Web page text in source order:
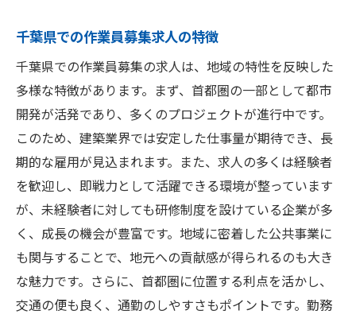
千葉県での作業員募集求人の特徴
千葉県での作業員募集の求人は、地域の特性を反映した
多様な特徴があります。まず、首都圏の一部として都市
開発が活発であり、多くのプロジェクトが進行中です。
このため、建築業界では安定した仕事量が期待でき、長
期的な雇用が見込まれます。また、求人の多くは経験者
を歓迎し、即戦力として活躍できる環境が整っています
が、未経験者に対しても研修制度を設けている企業が多
く、成長の機会が豊富です。地域に密着した公共事業に
も関与することで、地元への貢献感が得られるのも大き
な魅力です。さらに、首都圏に位置する利点を活かし、
交通の便も良く、通勤のしやすさもポイントです。勤務